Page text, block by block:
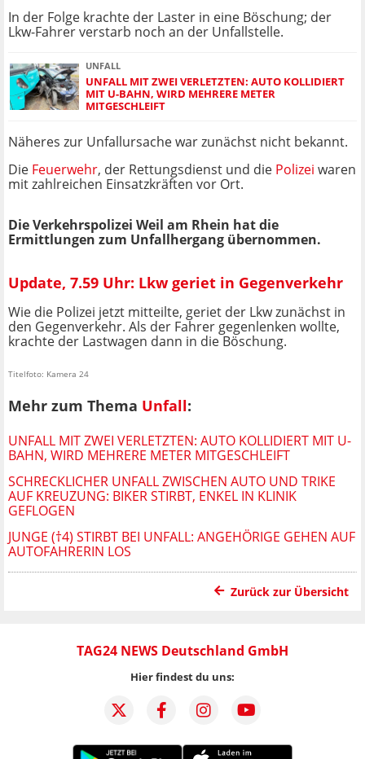
In der Folge krachte der Laster in eine Böschung; der
Lkw-Fahrer verstarb noch an der Unfallstelle.
UNFALL
UNFALL MIT ZWEI VERLETZTEN: AUTO KOLLIDIERT
MIT U-BAHN, WIRD MEHRERE METER
MITGESCHLEIFT
Näheres zur Unfallursache war zunächst nicht bekannt.
Die Feuerwehr, der Rettungsdienst und die Polizei waren
mit zahlreichen Einsatzkräften vor Ort.
Die Verkehrspolizei Weil am Rhein hat die
Ermittlungen zum Unfallhergang übernommen.
Update, 7.59 Uhr: Lkw geriet in Gegenverkehr
Wie die Polizei jetzt mitteilte, geriet der Lkw zunächst in
den Gegenverkehr. Als der Fahrer gegenlenken wollte,
krachte der Lastwagen dann in die Böschung.
Titelfoto: Kamera 24
Mehr zum Thema Unfall:
UNFALL MIT ZWEI VERLETZTEN: AUTO KOLLIDIERT MIT U-
BAHN, WIRD MEHRERE METER MITGESCHLEIFT
SCHRECKLICHER UNFALL ZWISCHEN AUTO UND TRIKE
AUF KREUZUNG: BIKER STIRBT, ENKEL IN KLINIK
GEFLOGEN
JUNGE (†4) STIRBT BEI UNFALL: ANGEHÖRIGE GEHEN AUF
AUTOFAHRERIN LOS
Zurück zur Übersicht
TAG24 NEWS Deutschland GmbH
Hier findest du uns: